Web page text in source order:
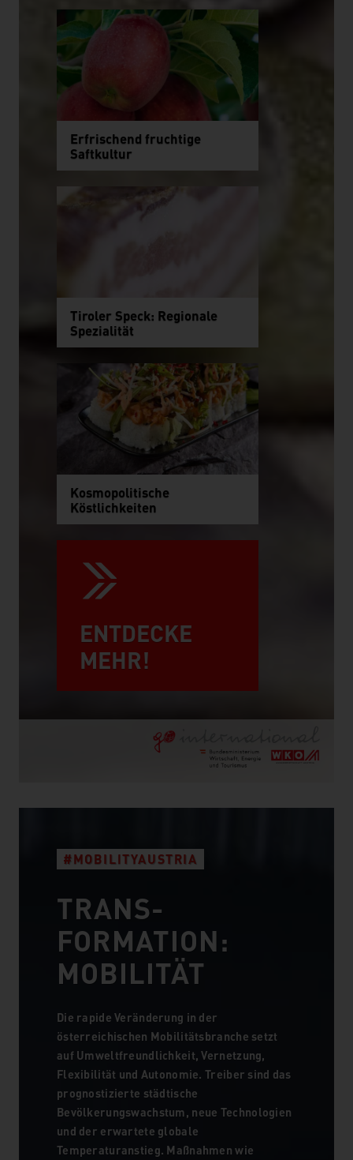
Erfrischend fruchtige
Saftkultur
Tiroler Speck: Regionale
Spezialität
Kosmopolitische
Köstlichkeiten
ENTDECKE
MEHR!
TRANS­
FORMATION:
MOBILITÄT
#MOBILITYAUSTRIA
Die rapide Veränderung in der
österreichischen Mobilitätsbranche setzt
auf Umweltfreundlichkeit, Vernetzung,
Flexibilität und Autonomie. Treiber sind das
prognostizierte städtische
Bevölkerungswachstum, neue Technologien
und der erwartete globale
Temperaturanstieg. Maßnahmen wie